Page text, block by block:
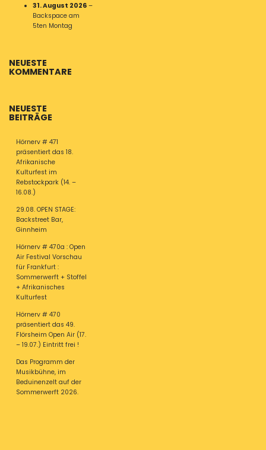
31. August 2026 –
Backspace am
5ten Montag
NEUESTE
KOMMENTARE
NEUESTE
BEITRÄGE
Hörnerv # 471
präsentiert das 18.
Afrikanische
Kulturfest im
Rebstockpark (14. –
16.08.)
29.08. OPEN STAGE:
Backstreet Bar,
Ginnheim
Hörnerv # 470a : Open
Air Festival Vorschau
für Frankfurt :
Sommerwerft + Stoffel
+ Afrikanisches
Kulturfest
Hörnerv # 470
präsentiert das 49.
Flörsheim Open Air (17.
– 19.07.) Eintritt frei !
Das Programm der
Musikbühne, im
Beduinenzelt auf der
Sommerwerft 2026.